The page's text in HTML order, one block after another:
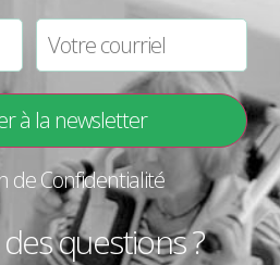
de Confidentialité
questions ?